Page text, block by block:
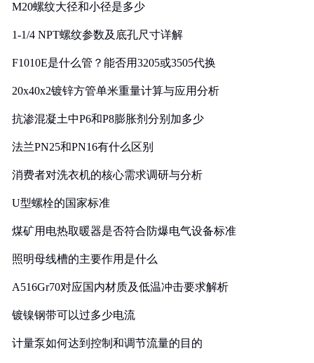
M20螺纹大径和小径是多少
1-1/4 NPT螺纹参数及底孔尺寸详解
F1010E是什么管？能否用3205或3505代换
20x40x2镀锌方管单米重量计算与应用分析
抗渗混凝土中P6和P8膨胀剂分别加多少
法兰PN25和PN16有什么区别
消费者对洗衣机的核心需求调研与分析
U型螺栓的国家标准
煤矿用电热取暖器是否符合防爆电气设备标准
照明母线槽的主要作用是什么
A516Gr70对应国内材质及低温冲击要求解析
镀镍钢带可以过多少电流
计量泵如何达到控制和调节流量的目的